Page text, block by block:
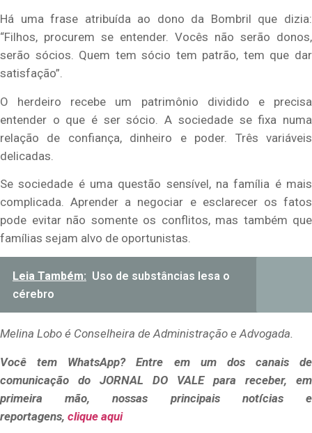
Há uma frase atribuída ao dono da Bombril que dizia:
“Filhos, procurem se entender. Vocês não serão donos,
serão sócios. Quem tem sócio tem patrão, tem que dar
satisfação”.
O herdeiro recebe um patrimônio dividido e precisa
entender o que é ser sócio. A sociedade se fixa numa
relação de confiança, dinheiro e poder. Três variáveis
delicadas.
Se sociedade é uma questão sensível, na família é mais
complicada. Aprender a negociar e esclarecer os fatos
pode evitar não somente os conflitos, mas também que
famílias sejam alvo de oportunistas.
Leia Também: Uso de substâncias lesa o
cérebro
Melina Lobo é Conselheira de Administração e Advogada.
Você tem WhatsApp? Entre em um dos canais de
comunicação do JORNAL DO VALE para receber, em
primeira mão, nossas principais notícias e
reportagens, clique aqui